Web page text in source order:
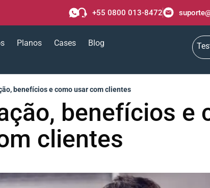
+55 0800 013-8472
Planos Cases Blog
benefícios e como usar com clientes
benefícios e
clientes